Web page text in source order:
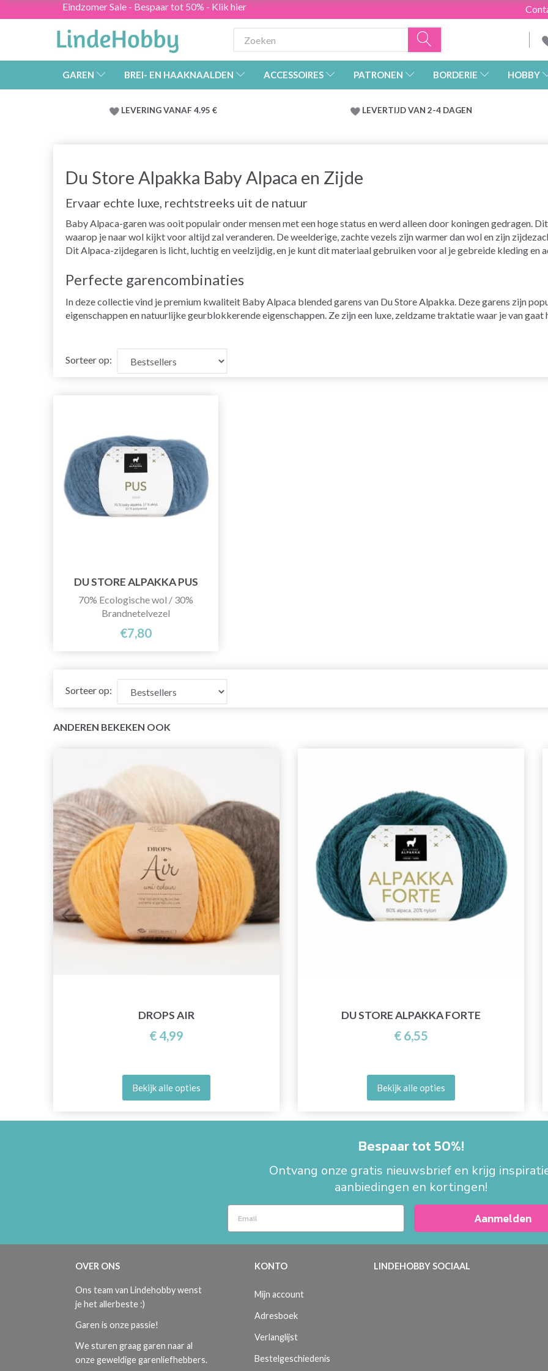
Eindzomer Sale - Bespaar tot 50% - Klik hier
GAREN BREI- EN HAAKNAALDEN ACCESSOIRES PATRONEN BORDERIE HOBBY
LEVERING VANAF 4.95 € LEVERTIJD VAN 2-4 DAGEN
Du Store Alpakka Baby Alpaca en Zijde
Ervaar echte luxe, rechtstreeks uit de natuur
Baby Alpaca-garen was ooit populair onder mensen met een hoge status en werd alleen door koningen gedragen.
waarop je naar wol kijkt voor altijd zal veranderen. De weelderige, zachte vezels zijn warmer dan wol en zijn
Dit Alpaca-zijdegaren is licht, luchtig en veelzijdig, en je kunt dit materiaal gebruiken voor al je gebreide kleding en
Perfecte garencombinaties
In deze collectie vind je premium kwaliteit Baby Alpaca blended garens van Du Store Alpakka. Deze garens zijn
eigenschappen en natuurlijke geurblokkerende eigenschappen. Ze zijn een luxe, zeldzame traktatie waar je van gaat
Sorteer op:
DU STORE ALPAKKA PUS
70% Ecologische wol / 30%
Brandnetelvezel
€7,80
Sorteer op:
ANDEREN BEKEKEN OOK
DROPS AIR
€ 4,99
Bekijk alle opties
DU STORE ALPAKKA FORTE
€ 6,55
Bekijk alle opties
Bespaar tot 50%!
Ontvang onze gratis nieuwsbrief en krijg
aanbiedingen en kortingen!
Aanmelden
OVER ONS
Ons team van Lindehobby wenst
je het allerbeste :)
Garen is onze passie!
We sturen graag garen naar al
onze geweldige garenliefhebbers.
KONTO
Mijn account
Adresboek
Verlanglijst
Bestelgeschiedenis
LINDEHOBBY SOCIAAL